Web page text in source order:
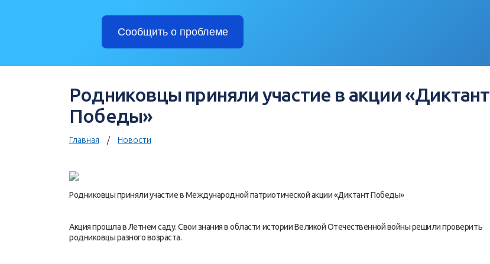
Сообщить о проблеме
Родниковцы приняли участие в акции «Диктант
Победы»
Главная Новости
Родниковцы приняли участие в Международной патриотической акции «Диктант Победы»
Акция прошла в Летнем саду. Свои знания в области истории Великой Отечественной войны решили проверить
родниковцы разного возраста.